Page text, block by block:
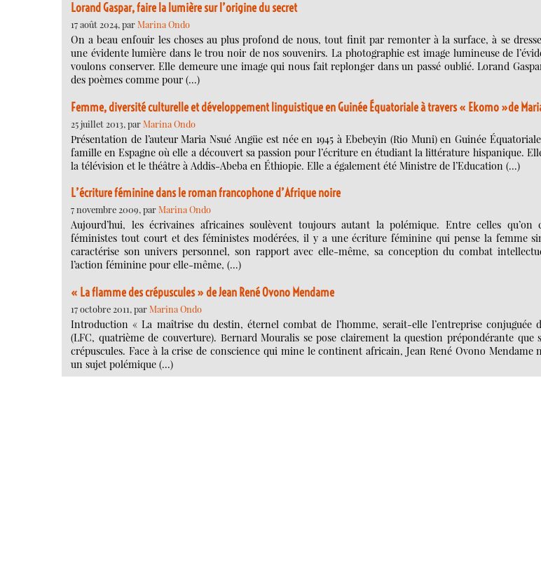
Lorand Gaspar, faire la lumière sur l’origine du secret
17 août 2024, parMarina Ondo
On a beau enfouir les choses au plus profond de nous, tout finit par remonter à la surface, à se
une évidente lumière dans le trou noir de nos souvenirs. La photographie est image lumineuse de
voulons conserver. Elle demeure une image qui nous fait replonger dans un passé oublié. Lorand
des poèmes comme pour (…)
Femme, diversité culturelle et développement linguistique en Guinée Équatoriale à travers « Ekomo »de
25 juillet 2013, parMarina Ondo
Présentation de l’auteur Maria Nsué Angüe est née en 1945 à Ebebeyin (Rio Muni) en Guinée
famille en Espagne où elle a découvert sa passion pour l’écriture en étudiant la littérature hispanique.
la télévision et le théâtre à Addis-Abeba en Éthiopie. Elle a également été Ministre de l’Education (…)
L’écriture féminine dans le roman francophone d’Afrique noire
7 novembre 2009, parMarina Ondo
Aujourd’hui, les écrivaines africaines soulèvent toujours autant la polémique. Entre celles qu’on
féministes tout court et des féministes modérées, il y a une écriture féminine qui pense la femme
caractérise son univers personnel, son rapport avec elle-même, sa conception du combat
l’action féminine pour elle-même, (…)
« La flamme des crépuscules » de Jean René Ovono Mendame
17 octobre 2011, parMarina Ondo
Introduction « La maîtrise du destin, éternel combat de l’homme, serait-elle l’entreprise conjuguée
(LFC, quatrième de couverture). Bernard Mouralis se pose clairement la question prépondérante que
crépuscules. Face à la crise de conscience qui mine le continent africain, Jean René Ovono Mendame
un sujet polémique (…)